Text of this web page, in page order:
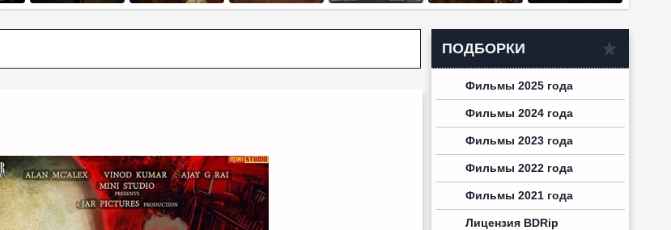
ПОДБОРКИ
Фильмы 2025 года
Фильмы 2024 года
Фильмы 2023 года
Фильмы 2022 года
Фильмы 2021 года
Лицензия BDRip